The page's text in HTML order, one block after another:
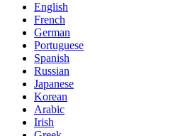
English
French
German
Portuguese
Spanish
Russian
Japanese
Korean
Arabic
Irish